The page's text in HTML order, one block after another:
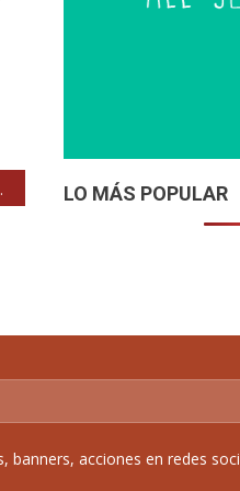
LO MÁS POPULAR
acciones en redes